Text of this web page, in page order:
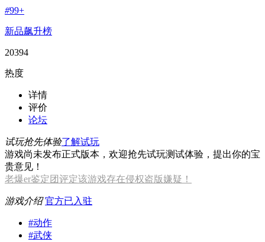
#99+
新品飙升榜
20394
热度
详情
评价
论坛
试玩抢先体验了解试玩
游戏尚未发布正式版本，欢迎抢先试玩测试体验，提出你的宝
贵意见！
老爆er鉴定团评定该游戏存在侵权盗版嫌疑！
游戏介绍 官方已入驻
#动作
#武侠